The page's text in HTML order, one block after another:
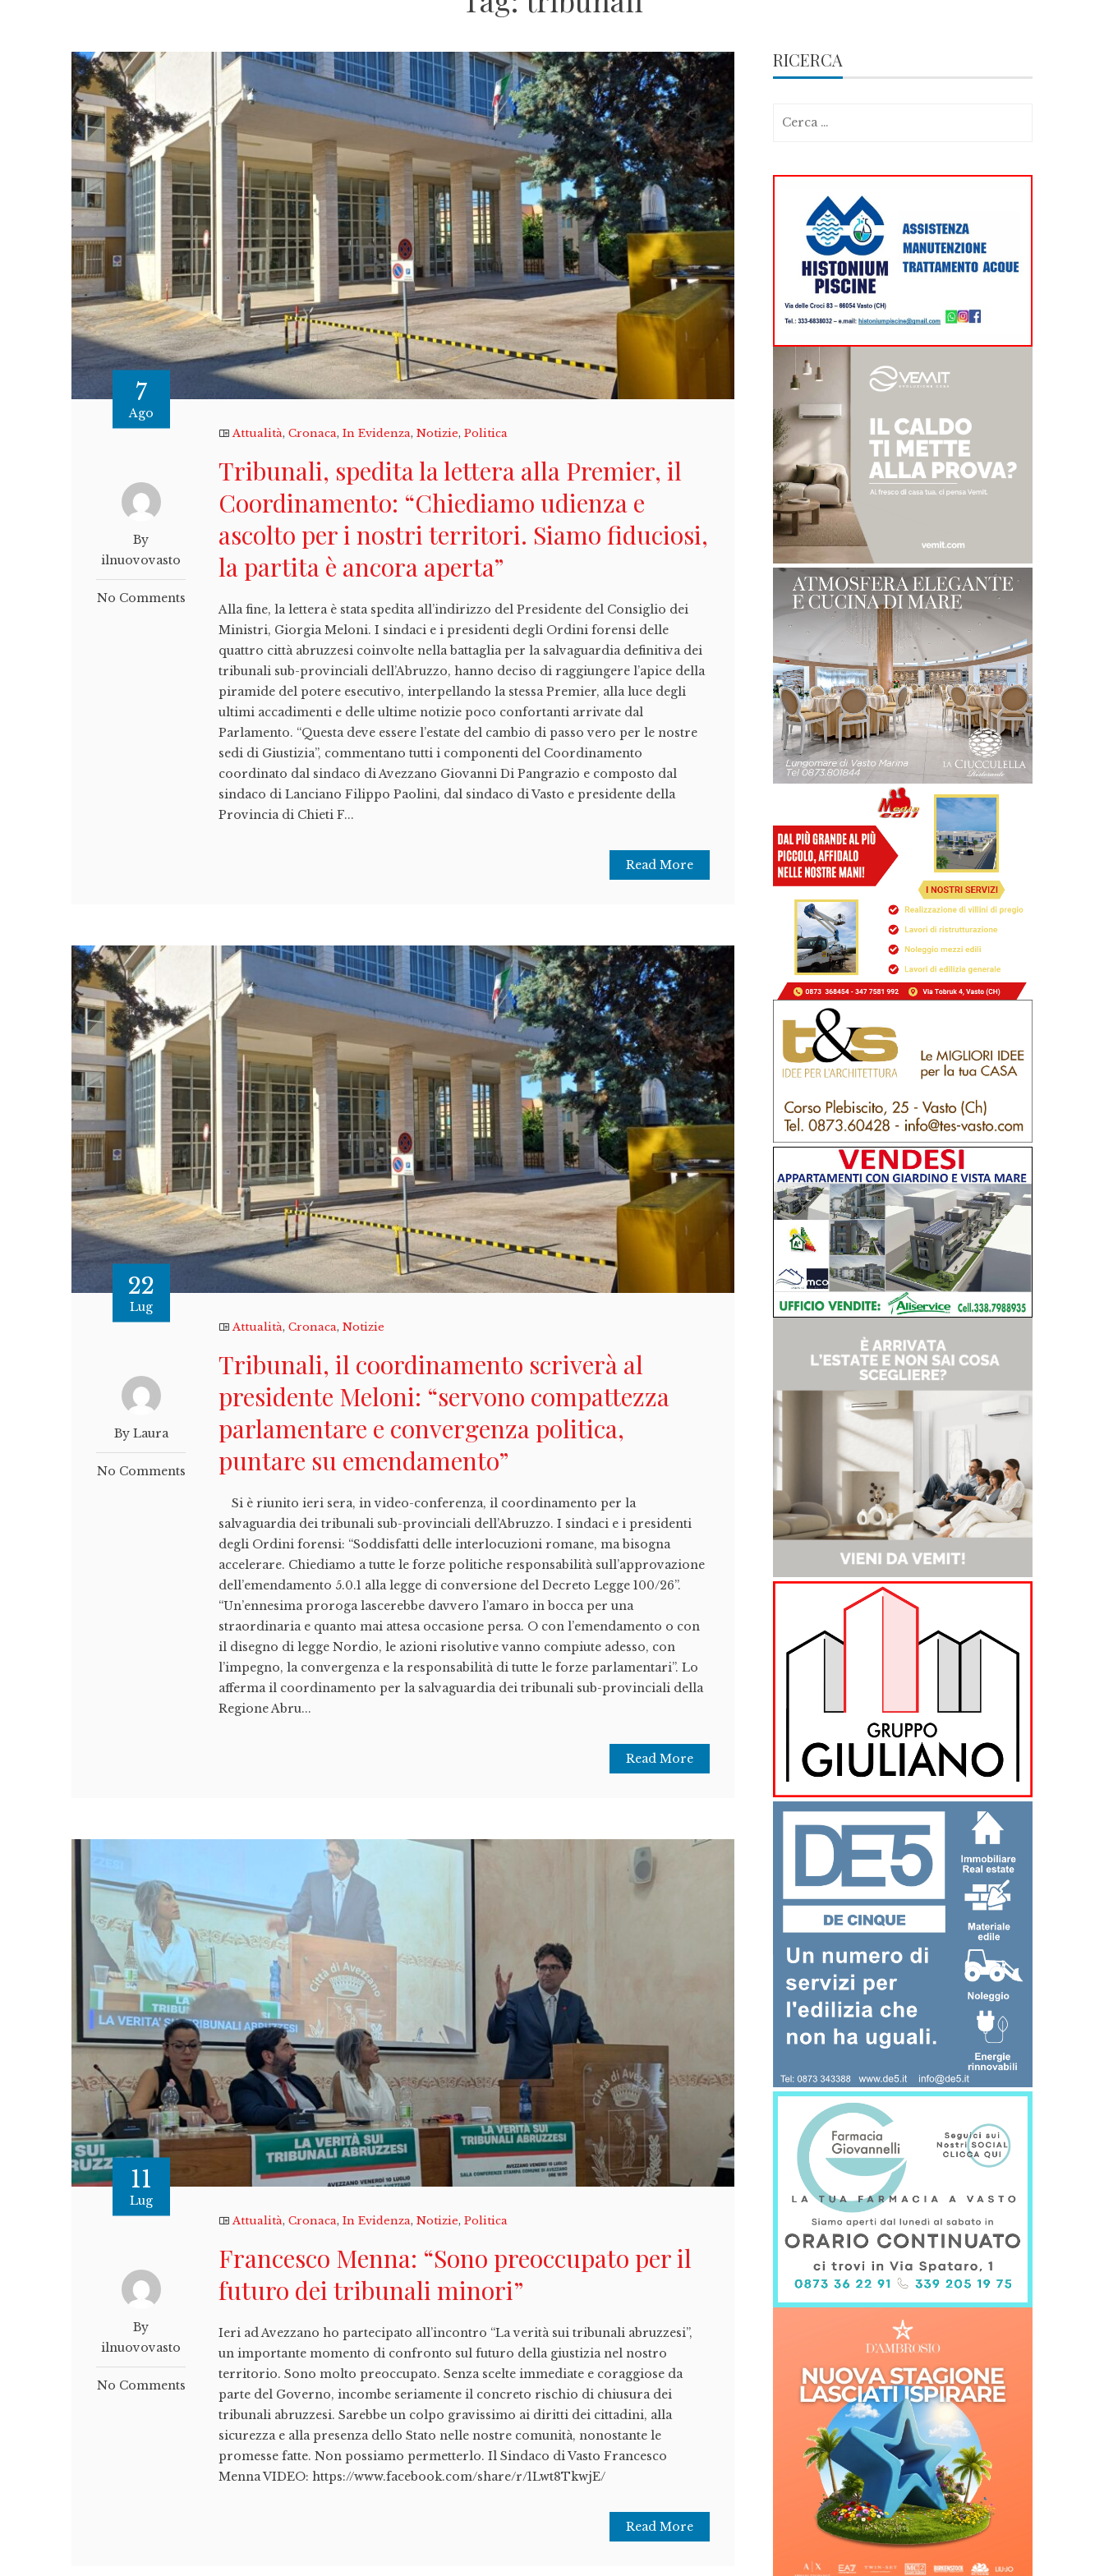
7
Ago
By
ilnuovovasto
No Comments
Attualità,Cronaca,In Evidenza,Notizie,Politica
Tribunali, spedita la lettera alla Premier, il
Coordinamento: “Chiediamo udienza e
ascolto per i nostri territori. Siamo fiduciosi,
la partita è ancora aperta”
Alla fine, la lettera è stata spedita all’indirizzo del Presidente del Consiglio dei
Ministri, Giorgia Meloni. I sindaci e i presidenti degli Ordini forensi delle
quattro città abruzzesi coinvolte nella battaglia per la salvaguardia definitiva dei
tribunali sub-provinciali dell’Abruzzo, hanno deciso di raggiungere l’apice della
piramide del potere esecutivo, interpellando la stessa Premier, alla luce degli
ultimi accadimenti e delle ultime notizie poco confortanti arrivate dal
Parlamento. “Questa deve essere l’estate del cambio di passo vero per le nostre
sedi di Giustizia”, commentano tutti i componenti del Coordinamento
coordinato dal sindaco di Avezzano Giovanni Di Pangrazio e composto dal
sindaco di Lanciano Filippo Paolini, dal sindaco di Vasto e presidente della
Provincia di Chieti F...
Read More
22
Lug
By Laura
No Comments
Attualità,Cronaca,Notizie
Tribunali, il coordinamento scriverà al
presidente Meloni: “servono compattezza
parlamentare e convergenza politica,
puntare su emendamento”
Si è riunito ieri sera, in video-conferenza, il coordinamento per la
salvaguardia dei tribunali sub-provinciali dell’Abruzzo. I sindaci e i presidenti
degli Ordini forensi: “Soddisfatti delle interlocuzioni romane, ma bisogna
accelerare. Chiediamo a tutte le forze politiche responsabilità sull’approvazione
dell’emendamento 5.0.1 alla legge di conversione del Decreto Legge 100/26”.
“Un’ennesima proroga lascerebbe davvero l’amaro in bocca per una
straordinaria e quanto mai attesa occasione persa. O con l’emendamento o con
il disegno di legge Nordio, le azioni risolutive vanno compiute adesso, con
l’impegno, la convergenza e la responsabilità di tutte le forze parlamentari”. Lo
afferma il coordinamento per la salvaguardia dei tribunali sub-provinciali della
Regione Abru...
Read More
11
Lug
By
ilnuovovasto
No Comments
Attualità,Cronaca,In Evidenza,Notizie,Politica
Francesco Menna: “Sono preoccupato per il
futuro dei tribunali minori”
Ieri ad Avezzano ho partecipato all’incontro “La verità sui tribunali abruzzesi”,
un importante momento di confronto sul futuro della giustizia nel nostro
territorio. Sono molto preoccupato. Senza scelte immediate e coraggiose da
parte del Governo, incombe seriamente il concreto rischio di chiusura dei
tribunali abruzzesi. Sarebbe un colpo gravissimo ai diritti dei cittadini, alla
sicurezza e alla presenza dello Stato nelle nostre comunità, nonostante le
promesse fatte. Non possiamo permetterlo. Il Sindaco di Vasto Francesco
Menna VIDEO: https://www.facebook.com/share/r/1Lwt8TkwjE/
Read More
RICERCA